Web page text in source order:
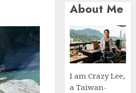
About Me
I am Crazy Lee,
a Taiwan-